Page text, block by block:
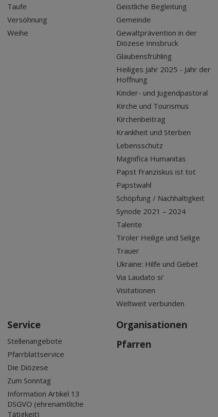
Taufe
Versöhnung
Weihe
Geistliche Begleitung
Gemeinde
Gewaltprävention in der
Diözese Innsbruck
Glaubensfrühling
Heiliges Jahr 2025 - Jahr der
Hoffnung
Kinder- und Jugendpastoral
Kirche und Tourismus
Kirchenbeitrag
Krankheit und Sterben
Lebensschutz
Magnifica Humanitas
Papst Franziskus ist tot
Papstwahl
Schöpfung / Nachhaltigkeit
Synode 2021 – 2024
Talente
Tiroler Heilige und Selige
Trauer
Ukraine: Hilfe und Gebet
Via Laudato si'
Visitationen
Weltweit verbunden
Service
Stellenangebote
Pfarrblattservice
Die Diözese
Zum Sonntag
Information Artikel 13
DSGVO (ehrenamtliche
Tätigkeit)
Organisationen
Pfarren